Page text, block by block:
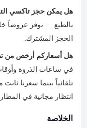
هل يمكن حجز تاكسي
بالطبع — نوفر عروضاً
الحجز المشترك.
هل أسعاركم أرخص من
في ساعات الذروة
تلقائياً بينما سعرنا
انتظار مجانية في المطار
الخلاصة